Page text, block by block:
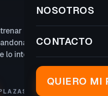
NOSOTROS
CONTACTO
QUIERO MI
lo intentas
LIMITADAS